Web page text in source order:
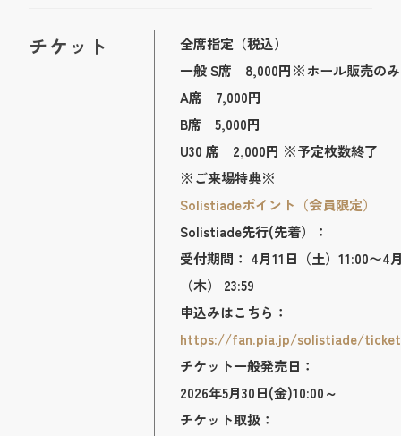
チケット
全席指定（税込）
一般 S席 8,000円※ホール販売の
A席 7,000円
B席 5,000円
U30 席 2,000円 ※予定枚数終了
※ご来場特典※
Solistiadeポイント（会員限定）
Solistiade先行(先着）：
受付期間： 4月11日（土）11:00〜4
（木） 23:59
申込みはこちら：
https://fan.pia.jp/solistiade/
チケット一般発売日：
2026年5月30日(金)10:00～
チケット取扱：